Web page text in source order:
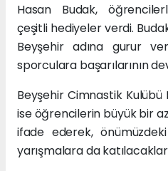
Hasan Budak,
çeşitli hediyeler verdi.
Beyşehir adına gurur
sporculara başarılarının
Beyşehir Cimnastik Kulübü
ise öğrencilerin büyük bir
ifade ederek,
yarışmalara da